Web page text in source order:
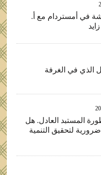
في أمستردام مع أ.
الذي في الغرفة
المستبد العادل. هل
لتحقيق التنمية